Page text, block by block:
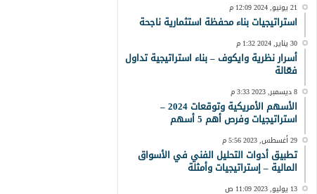
21 يونيو, 2024 12:09 م
استراتيجيات بناء محفظة استثمارية ناجحة
30 يناير, 2024 1:32 م
أسرار نظرية وايكوف – بناء استراتيجية تداول
فعّالة
8 ديسمبر, 2023 3:33 م
الأسهم الأمريكية وتوقعات 2024 –
استراتيجيات وفرص أهم 5 أسهم
29 أغسطس, 2023 5:56 م
تطبيق أدوات التحليل الفني في الأسواق
المالية – إستراتيجيات وأمثلة
13 يوليو, 2023 11:09 ص